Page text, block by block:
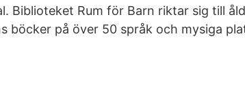
Biblioteket Rum för Barn riktar sig till
böcker på över 50 språk och mysiga